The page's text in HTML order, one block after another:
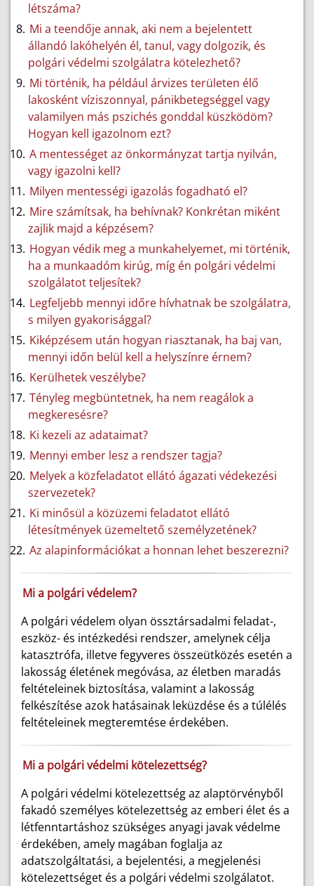
létszáma?
Mi a teendője annak, aki nem a bejelentett
állandó lakóhelyén él, tanul, vagy dolgozik, és
polgári védelmi szolgálatra kötelezhető?
Mi történik, ha például árvizes területen élő
lakosként víziszonnyal, pánikbetegséggel vagy
valamilyen más pszichés gonddal küszködöm?
Hogyan kell igazolnom ezt?
A mentességet az önkormányzat tartja nyilván,
vagy igazolni kell?
Milyen mentességi igazolás fogadható el?
Mire számítsak, ha behívnak? Konkrétan miként
zajlik majd a képzésem?
Hogyan védik meg a munkahelyemet, mi történik,
ha a munkaadóm kirúg, míg én polgári védelmi
szolgálatot teljesítek?
Legfeljebb mennyi időre hívhatnak be szolgálatra,
s milyen gyakorisággal?
Kiképzésem után hogyan riasztanak, ha baj van,
mennyi időn belül kell a helyszínre érnem?
Kerülhetek veszélybe?
Tényleg megbüntetnek, ha nem reagálok a
megkeresésre?
Ki kezeli az adataimat?
Mennyi ember lesz a rendszer tagja?
Melyek a közfeladatot ellátó ágazati védekezési
szervezetek?
Ki minősül a közüzemi feladatot ellátó
létesítmények üzemeltető személyzetének?
Az alapinformációkat a honnan lehet beszerezni?
Mi a polgári védelem?
A polgári védelem olyan össztársadalmi feladat-,
eszköz- és intézkedési rendszer, amelynek célja
katasztrófa, illetve fegyveres összeütközés esetén a
lakosság életének megóvása, az életben maradás
feltételeinek biztosítása, valamint a lakosság
felkészítése azok hatásainak leküzdése és a túlélés
feltételeinek megteremtése érdekében.
Mi a polgári védelmi kötelezettség?
A polgári védelmi kötelezettség az alaptörvényből
fakadó személyes kötelezettség az emberi élet és a
létfenntartáshoz szükséges anyagi javak védelme
érdekében, amely magában foglalja az
adatszolgáltatási, a bejelentési, a megjelenési
kötelezettséget és a polgári védelmi szolgálatot.